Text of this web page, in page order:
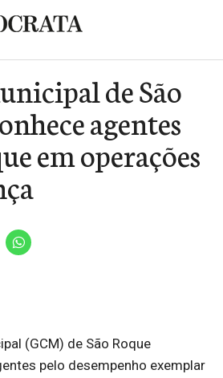
de São
agentes
em operações
(GCM) de São Roque
pelo desempenho exemplar